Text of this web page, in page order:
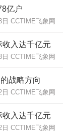
亿户
日 CCTIME飞象网
入达千亿元
日 CCTIME飞象网
战略方向
日 CCTIME飞象网
入达千亿元
日 CCTIME飞象网